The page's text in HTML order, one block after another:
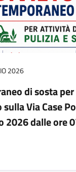
2026
di sosta
Via Case
2026 dalle ore